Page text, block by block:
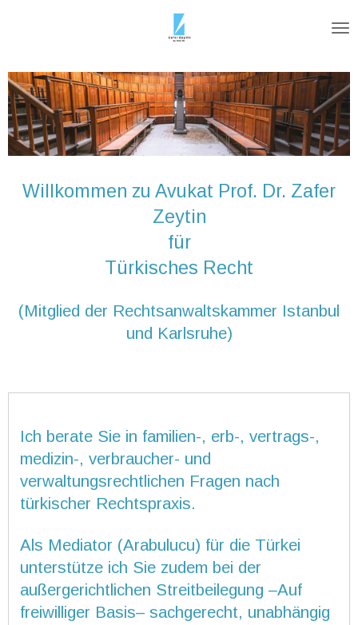
Willkommen zu Avukat Prof. Dr. Zafer
Zeytin
für
Türkisches Recht
(Mitglied der Rechtsanwaltskammer Istanbul
und Karlsruhe)
Ich berate Sie in familien-, erb-, vertrags-,
medizin-, verbraucher- und
verwaltungsrechtlichen Fragen nach
türkischer Rechtspraxis.
Als Mediator (Arabulucu) für die Türkei
unterstütze ich Sie zudem bei der
außergerichtlichen Streitbeilegung –Auf
freiwilliger Basis– sachgerecht, unabhängig